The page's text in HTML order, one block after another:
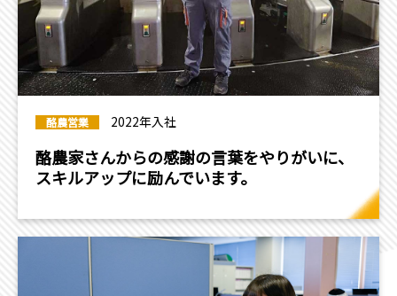
酪農営業 2022年入社
酪農家さんからの感謝の言葉をやりがいに、
スキルアップに励んでいます。